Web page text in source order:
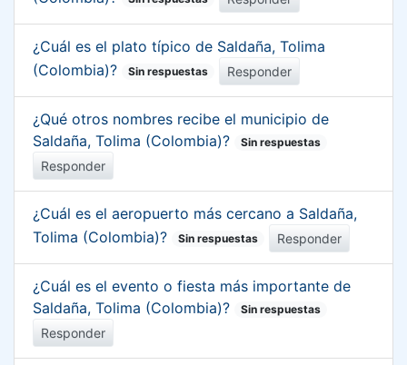
¿Cuál es el plato típico de Saldaña, Tolima
(Colombia)?
Sin respuestas Responder
¿Qué otros nombres recibe el municipio de
Saldaña, Tolima (Colombia)?
Sin respuestas
Responder
¿Cuál es el aeropuerto más cercano a Saldaña,
Tolima (Colombia)?
Sin respuestas Responder
¿Cuál es el evento o fiesta más importante de
Saldaña, Tolima (Colombia)?
Sin respuestas
Responder